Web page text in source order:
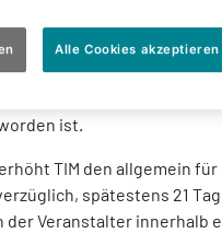
genommenen
ist.
TIM den allgemein
spätestens 21
Veranstalter innerhalb
Alle Cookies akzeptieren